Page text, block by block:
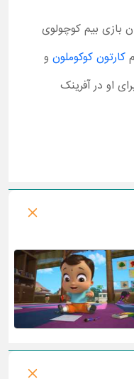
بازی بیم کوچولوی
کارتون کوکوملون و
او در آفرینک